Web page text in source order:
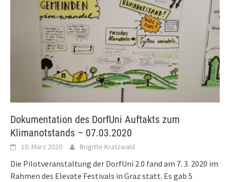
Dokumentation des DorfUni Auftakts zum
Klimanotstands – 07.03.2020
10. März 2020 Brigitte Kratzwald
Die Pilotveranstaltung der DorfUni 2.0 fand am 7. 3. 2020 im
Rahmen des Elevate Festivals in Graz statt. Es gab 5